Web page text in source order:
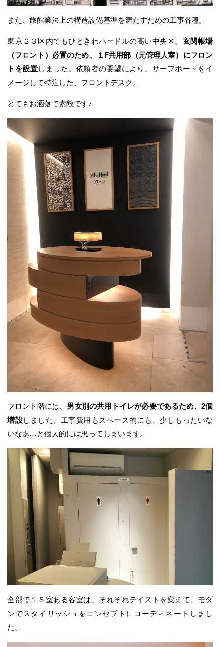
また、旅館業法上の構造設備基準を満たすための工事各種。
東京２３区内でもひときわハードルの高い中央区。 玄関帳場
（フロント）必置のため、１F共用部（元管理人室）にフロン
トを設置しました。依頼者の要望により、サーフボードをイ
メージして特注した、フロントデスク。
とてもお洒落で素敵です♪
フロント階には、 男女別の共用トイレが必要であるため、2個
増設しました。工事費用もスペース的にも、少しもったいな
いなあ…と個人的には思ってしまいます。
全部で１８室ある客室は、それぞれテイストを変えて、モダ
ンでスタイリッシュをコンセプトにコーディネートしまし
た。